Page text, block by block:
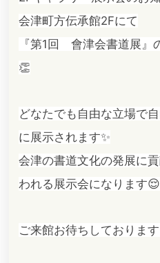
会津町方伝承館2Fにて
『第1回 會津会書道展』
👏
どなたでも自由な立場で
に展示されます✨
会津の書道文化の発展に
われる展示会になります😌
ご来館お待ちしておりま